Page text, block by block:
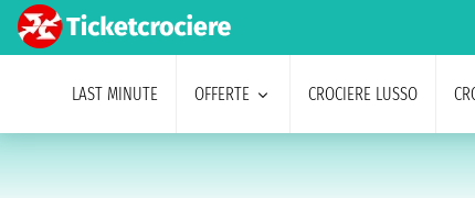
LAST MINUTE OFFERTE CROCIERE LUSSO